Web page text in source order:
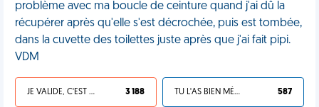
problème avec ma boucle de ceinture quand j'ai dû la
récupérer après qu'elle s'est décrochée, puis est tombée,
dans la cuvette des toilettes juste après que j'ai fait pipi.
VDM
JE VALIDE, C'EST UNE VDM 3 188 TU L'AS BIEN MÉRITÉ 587